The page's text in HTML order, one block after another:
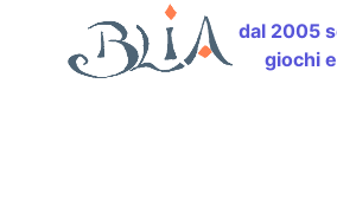
dal 2005
giochi